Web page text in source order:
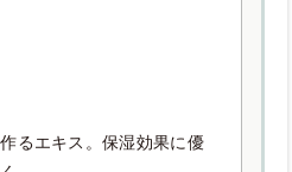
るエキス。保湿効果に優